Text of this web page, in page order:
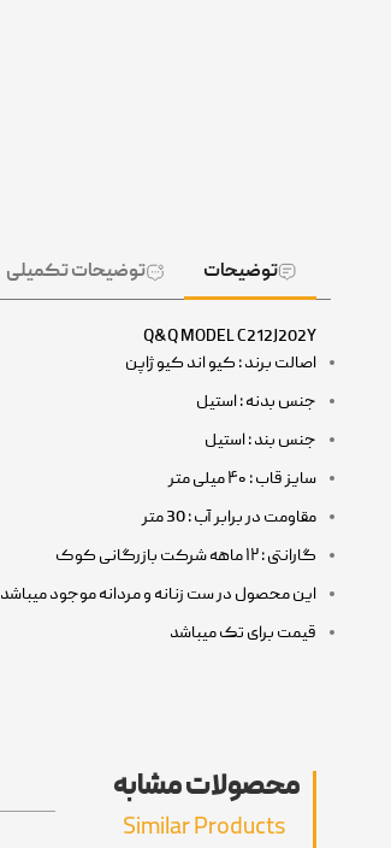
توضیحات توضیحات تکمیلی
Q&Q MODEL C212J202Y
اصالت برند : کیو اند کیو ژاپن
جنس بدنه : استیل
جنس بند : استیل
سایز قاب : ۴۰ میلی متر
مقاومت در برابر آب : 30 متر
گارانتی : ۱۲ ماهه شرکت بازرگانی کوک
این محصول در ست زنانه و مردانه موجود میباشد
قیمت برای تک میباشد
محصولات مشابه
Similar Products